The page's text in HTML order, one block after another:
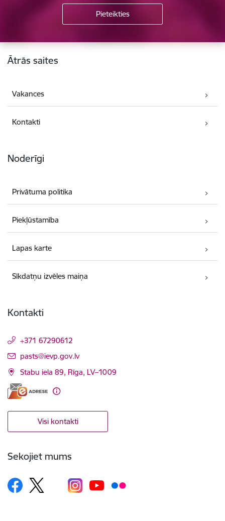
Kājene
Ātrās saites
Vakances
Kontakti
Noderīgi
Privātuma politika
Piekļūstamība
Lapas karte
Sīkdatņu izvēles maiņa
Kontakti
+371 67290612
E-pasts:
pasts@ievp.gov.lv
Stabu iela 89, Rīga, LV–1009
Visi kontakti
Sekojiet mums